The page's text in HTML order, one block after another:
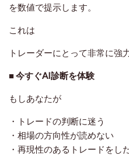
を数値で提示します。
これは
トレーダーにとって非常に強
■ 今すぐAI診断を体験
もしあなたが
・トレードの判断に迷う
・相場の方向性が読めない
・再現性のあるトレードをし